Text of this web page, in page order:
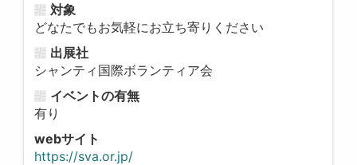
対象
どなたでもお気軽にお立ち寄りください
出展社
シャンティ国際ボランティア会
イベントの有無
有り
webサイト
https://sva.or.jp/